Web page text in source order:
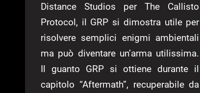
Distance Studios per The Callisto
Protocol, il GRP si dimostra utile per
risolvere semplici enigmi ambientali
ma può diventare un’arma utilissima.
Il guanto GRP si ottiene durante il
capitolo “Aftermath”, recuperabile da